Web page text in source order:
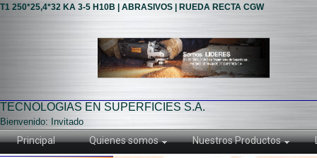
T1 250*25,4*32 KA 3-5 H10B | ABRASIVOS | RUEDA RECTA CGW
TECNOLOGIAS EN SUPERFICIES S.A.
Bienvenido: Invitado
Principal Quienes somos Nuestros Productos